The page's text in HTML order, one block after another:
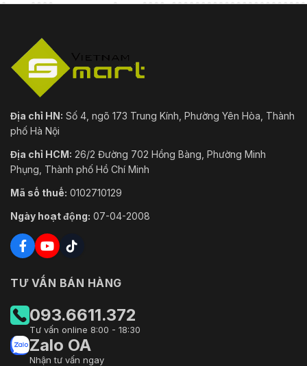
Địa chỉ HN: Số 4, ngõ 173 Trung Kính, Phường Yên Hòa, Thành
phố Hà Nội
Địa chỉ HCM: 26/2 Đường 702 Hồng Bàng, Phường Minh
Phụng, Thành phố Hồ Chí Minh
Mã số thuế: 0102710129
Ngày hoạt động: 07-04-2008
TƯ VẤN BÁN HÀNG
093.6611.372
Tư vấn online 8:00 - 18:30
Zalo OA
Nhận tư vấn ngay